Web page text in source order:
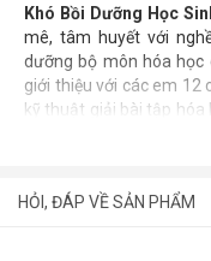
Khó Bồi Dưỡng Học
mê, tâm huyết với
dưỡng bộ môn hóa học
giới thiệu với các em 12
kỹ thuật giải bài tập hóa
học sinh THCS. Mỗi
bài tập minh họa, bài
HỎI, ĐÁP VỀ SẢN PHẨM